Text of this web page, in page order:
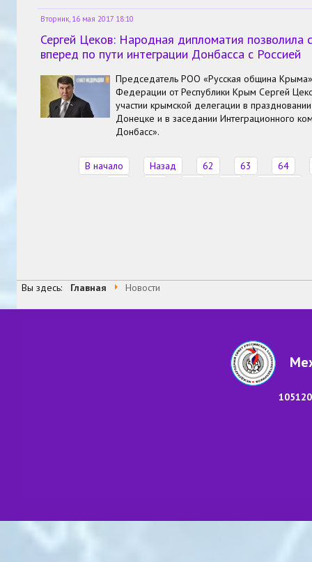
Вторник, 16 мая 2017 18:10
Сергей Цеков: Народная дипломатия позволила
вперед по пути интеграции Донбасса с Россией
Председатель РОО «Русская община
Федерации от Республики Крым Сергей
участии крымской делегации в
Донецке и в заседании Интеграционного
Донбасс».
В начало Назад 62 63
64
Вы здесь: Главная Новости